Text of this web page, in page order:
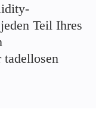
Teil Ihres
tadellosen